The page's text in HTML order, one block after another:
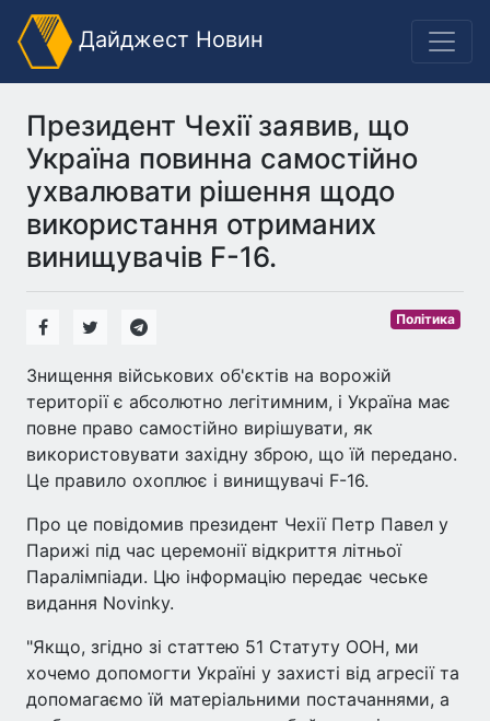
Дайджест Новин
Президент Чехії заявив, що
Україна повинна самостійно
ухвалювати рішення щодо
використання отриманих
винищувачів F-16.
Політика
Знищення військових об'єктів на ворожій
території є абсолютно легітимним, і Україна має
повне право самостійно вирішувати, як
використовувати західну зброю, що їй передано.
Це правило охоплює і винищувачі F-16.
Про це повідомив президент Чехії Петр Павел у
Парижі під час церемонії відкриття літньої
Паралімпіади. Цю інформацію передає чеське
видання Novinky.
"Якщо, згідно зі статтею 51 Статуту ООН, ми
хочемо допомогти Україні у захисті від агресії та
допомагаємо їй матеріальними постачаннями, а